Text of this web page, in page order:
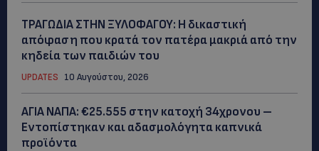
ΤΡΑΓΩΔΙΑ ΣΤΗΝ ΞΥΛΟΦΑΓΟΥ: Η δικαστική
απόφαση που κρατά τον πατέρα μακριά από την
κηδεία των παιδιών του
UPDATES 10 Αυγούστου, 2026
ΑΓΙΑ ΝΑΠΑ: €25.555 στην κατοχή 34χρονου –
Εντοπίστηκαν και αδασμολόγητα καπνικά
προϊόντα